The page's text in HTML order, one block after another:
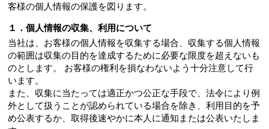
客様の個人情報の保護を図ります。
１．個人情報の収集、利用について
当社は、お客様の個人情報を収集する場合、収集する個人情報
の範囲は収集の目的を達成するために必要な限度を超えないも
のとします。 お客様の権利を損なわないよう十分注意して行
います。
また、収集に当たっては適正かつ公正な手段で、法令により例
外として扱うことが認められている場合を除き、利用目的を予
め公表するか、取得後速やかに本人に通知または公表いたしま